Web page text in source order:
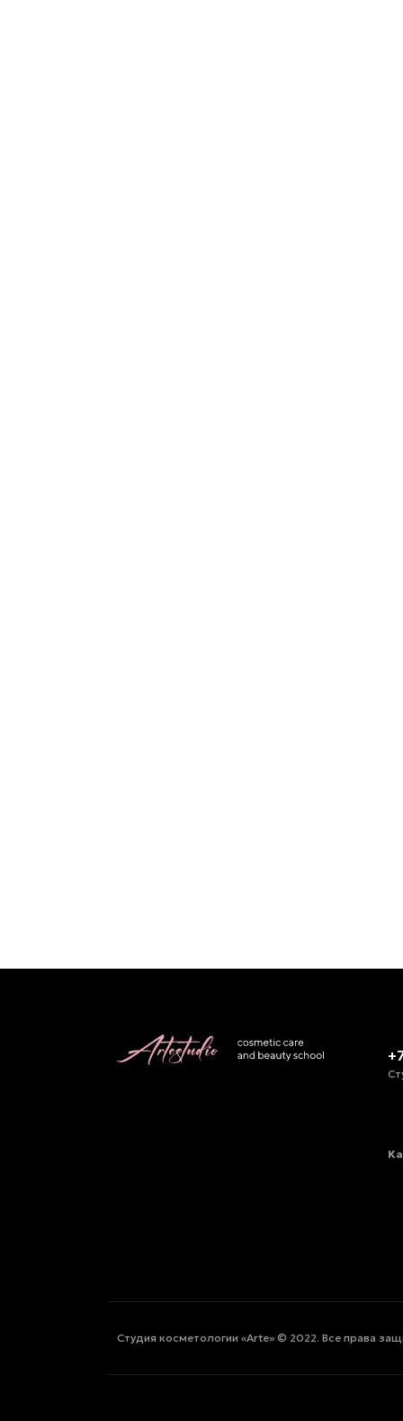
Студия косметологии «Arte» © 2022. Все права